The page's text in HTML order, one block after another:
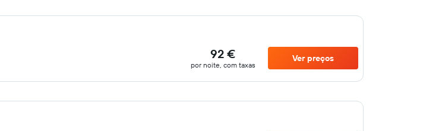
92 €
por noite, com taxas
Ver preços